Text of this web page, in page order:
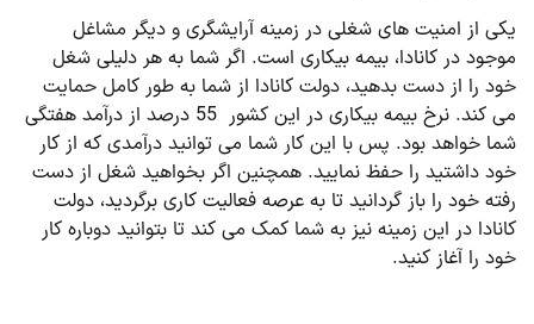
یکی از امنیت های شغلی در زمینه آرایشگری و دیگر مشاغل
موجود در کانادا، بیمه بیکاری است. اگر شما به هر دلیلی شغل
خود را از دست بدهید، دولت کانادا از شما به طور کامل حمایت
می کند. نرخ بیمه بیکاری در این کشور 55 درصد از درآمد هفتگی
شما خواهد بود. پس با این کار شما می توانید درآمدی که از کار
خود داشتید را حفظ نمایید. همچنین اگر بخواهید شغل از دست
رفته خود را باز گردانید تا به عرصه فعالیت کاری برگردید، دولت
کانادا در این زمینه نیز به شما کمک می کند تا بتوانید دوباره کار
خود را آغاز کنید.